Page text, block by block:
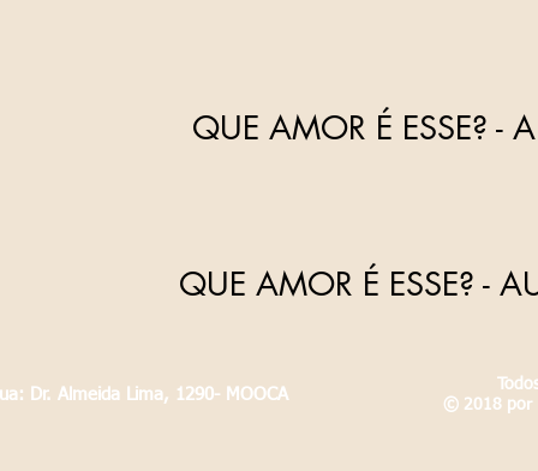
QUE AMOR É ESSE? -
QUE AMOR É ESSE? -
Dr. Almeida Lima, 1290- MOOCA
© 2018 por